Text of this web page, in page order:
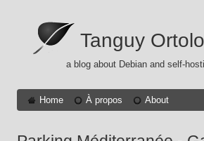
Tanguy Ortolo
a blog about Debian and self-
Home À propos About